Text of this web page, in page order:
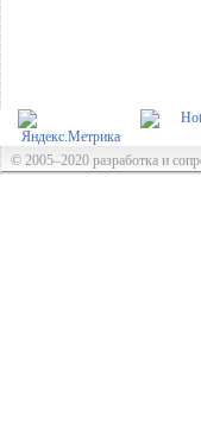
© 2005–2020 разработка и